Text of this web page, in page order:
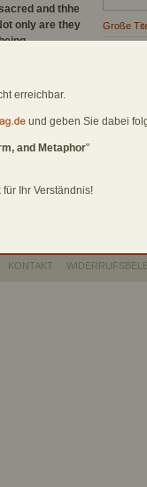
erreichbar.
und geben Sie dabei
and Metaphor"
Ihr Verständnis!
Große
207 S.
ISBN
and thhe
only are they
of the
KONTAKT